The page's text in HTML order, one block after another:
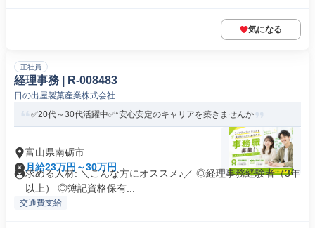
気になる
正社員
経理事務 | R-008483
日の出屋製菓産業株式会社
✅20代～30代活躍中✅*安心安定のキャリアを築きませんか
富山県南砺市
月給23万円～30万円
求める人材: ＼こんな方にオススメ♪／ ◎経理事務経験者（3年
以上） ◎簿記資格保有...
交通費支給